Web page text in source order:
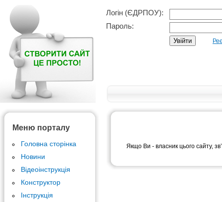
Логін (ЄДРПОУ):
Пароль:
Меню порталу
Головна сторінка
Новини
Відеоінструкція
Конструктор
Інструкція
Якщо Ви - власник цього сайту,